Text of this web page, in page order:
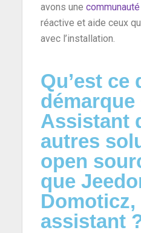
avons une
réactive et aide ceux
avec l’installation.
Qu’est ce
démarque
Assistant
autres
open
que
Domoticz,
assistant